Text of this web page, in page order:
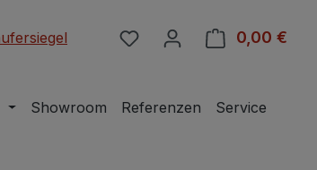
Du hast 0 Produkte auf
0,00 €
Showroom Referenzen
Service